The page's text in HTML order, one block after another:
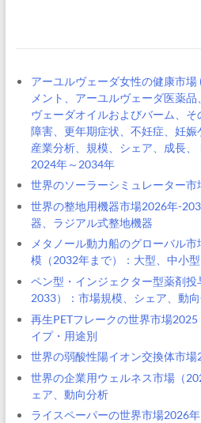
アーユルヴェーダ女性の健康市場
メント、アーユルヴェーダ医薬
ヴェーダオイルおよびバーム、
障害、更年期症状、不妊症、妊
産業分析、規模、シェア、成長、
2024年～2034年
世界のソーラーシミュレーター市
世界の整地用機器市場2026年-
器、ラジアル式整地機器
メタノール動力船のグローバル
模（2032年まで）：大型、中小型
ペン型・インジェクター型薬剤
2033）：市場規模、シェア、動
再生PETフレークの世界市場
イプ・用途別
世界の弱酸性陽イオン交換体市場
世界の企業用ウェルネス市場（
ェア、動向分析
ライスペーパーの世界市場2026年